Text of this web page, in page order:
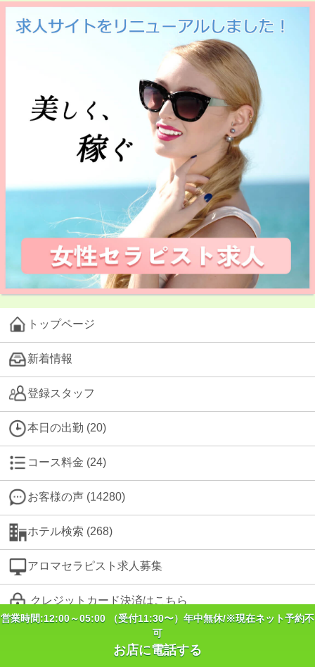
トップページ
新着情報
登録スタッフ
本日の出勤 (20)
コース料金 (24)
お客様の声 (14280)
ホテル検索 (268)
アロマセラピスト求人募集
クレジットカード決済はこちら
営業時間:12:00～05:00 （受付11:30〜）年中無休/※現在ネット予約不
可
お店に電話する